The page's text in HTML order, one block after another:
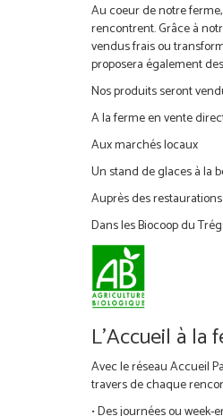
Au coeur de notre
rencontrent. Grâce à
vendus frais ou
proposera également
Nos produits seront
A la ferme en vente
Aux marchés locaux
Un stand de glaces à la
Auprès des
Dans les Biocoop du
L’Accueil à la
Avec le réseau Accueil
travers de chaque